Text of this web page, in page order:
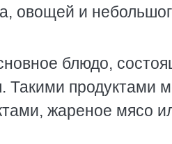
овощей и
блюдо,
Такими продуктами
жареное мясо